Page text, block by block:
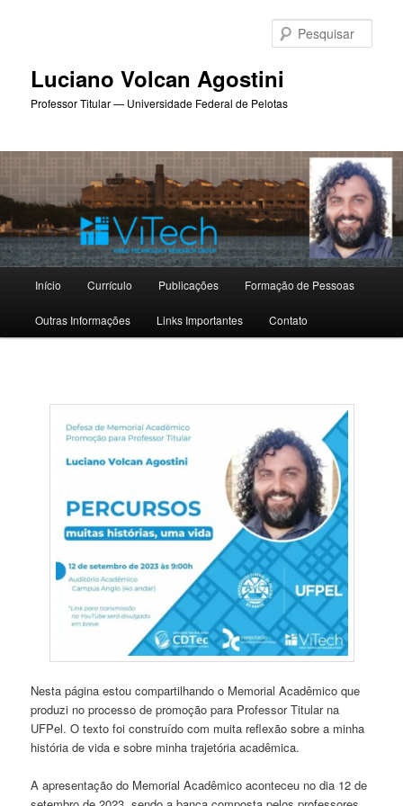
principalLuciano Volcan Agostini
Professor Titular — Universidade Federal de Pelotas
principal
Início Currículo Publicações Formação de Pessoas
Outras Informações Links Importantes Contato
Nesta página estou compartilhando o Memorial Acadêmico que
produzi no processo de promoção para Professor Titular na
UFPel. O texto foi construído com muita reflexão sobre a minha
história de vida e sobre minha trajetória acadêmica.
A apresentação do Memorial Acadêmico aconteceu no dia 12 de